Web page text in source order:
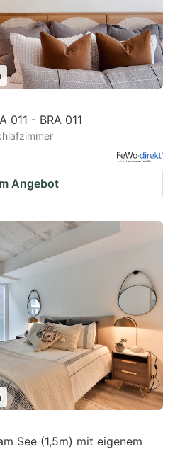
011 - BRA 011
Angebot
See (1,5m) mit eigenem